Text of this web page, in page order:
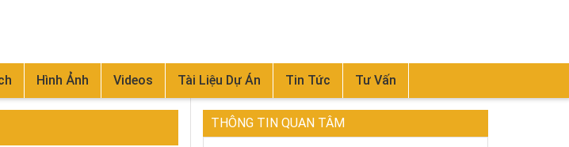
Hình Ảnh Videos Tài Liệu Dự Án Tin Tức Tư Vấn
THÔNG TIN QUAN TÂM